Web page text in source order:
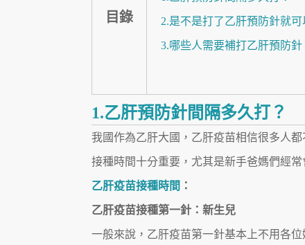
目錄 2.是不是打了乙肝預防針就可
3.哪些人需要補打乙肝預防針
1.乙肝預防針間隔多久打？
我國作為乙肝大國，乙肝疫苗相信很多人
接種時間十分重要，尤其是新手爸媽們經
乙肝疫苗接種時間 ：
乙肝疫苗接種第一針：新生兒
一般來說，乙肝疫苗第一針基本上不用各